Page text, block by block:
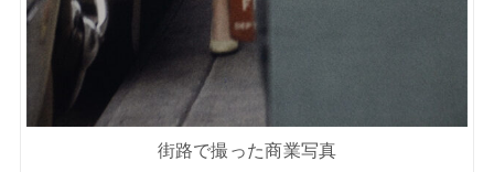
街路で撮った商業写真